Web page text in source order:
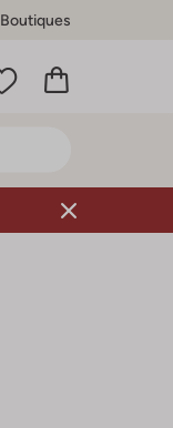
Boutiques